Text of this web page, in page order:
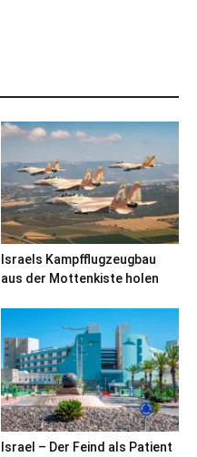
Israels Kampfflugzeugbau
aus der Mottenkiste holen
Israel – Der Feind als Patient